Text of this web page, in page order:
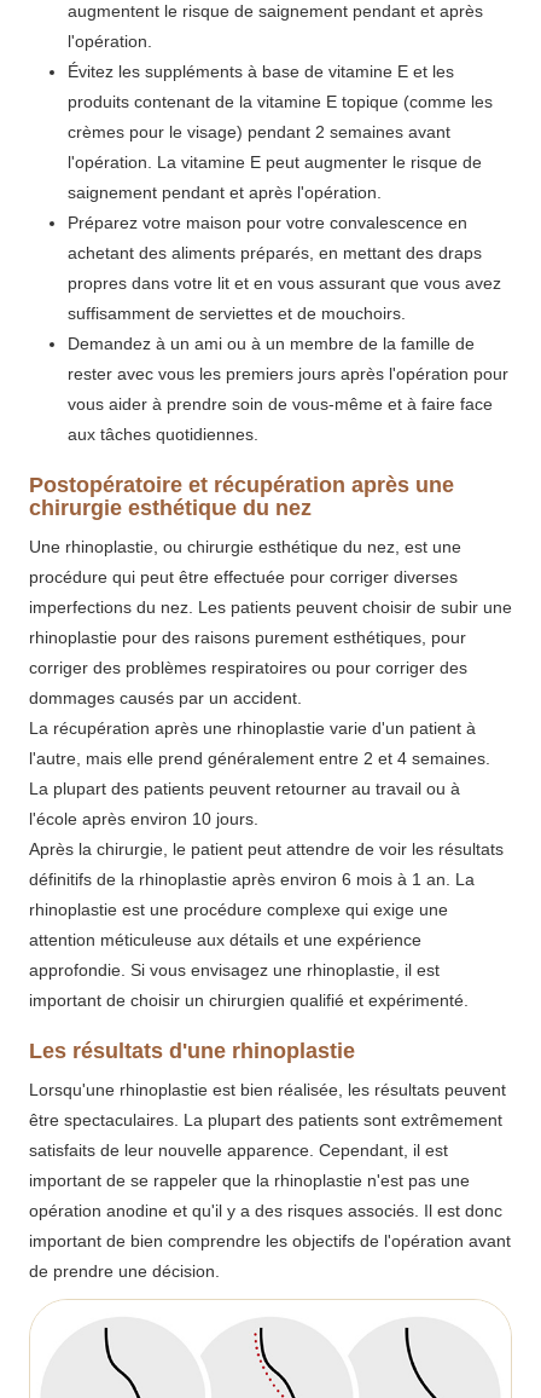
augmentent le risque de saignement pendant et après
l'opération.
Évitez les suppléments à base de vitamine E et les
produits contenant de la vitamine E topique (comme les
crèmes pour le visage) pendant 2 semaines avant
l'opération. La vitamine E peut augmenter le risque de
saignement pendant et après l'opération.
Préparez votre maison pour votre convalescence en
achetant des aliments préparés, en mettant des draps
propres dans votre lit et en vous assurant que vous avez
suffisamment de serviettes et de mouchoirs.
Demandez à un ami ou à un membre de la famille de
rester avec vous les premiers jours après l'opération pour
vous aider à prendre soin de vous-même et à faire face
aux tâches quotidiennes.
Postopératoire et récupération après une
chirurgie esthétique du nez
Une rhinoplastie, ou chirurgie esthétique du nez, est une
procédure qui peut être effectuée pour corriger diverses
imperfections du nez. Les patients peuvent choisir de subir une
rhinoplastie pour des raisons purement esthétiques, pour
corriger des problèmes respiratoires ou pour corriger des
dommages causés par un accident.
La récupération après une rhinoplastie varie d'un patient à
l'autre, mais elle prend généralement entre 2 et 4 semaines.
La plupart des patients peuvent retourner au travail ou à
l'école après environ 10 jours.
Après la chirurgie, le patient peut attendre de voir les résultats
définitifs de la rhinoplastie après environ 6 mois à 1 an. La
rhinoplastie est une procédure complexe qui exige une
attention méticuleuse aux détails et une expérience
approfondie. Si vous envisagez une rhinoplastie, il est
important de choisir un chirurgien qualifié et expérimenté.
Les résultats d'une rhinoplastie
Lorsqu'une rhinoplastie est bien réalisée, les résultats peuvent
être spectaculaires. La plupart des patients sont extrêmement
satisfaits de leur nouvelle apparence. Cependant, il est
important de se rappeler que la rhinoplastie n'est pas une
opération anodine et qu'il y a des risques associés. Il est donc
important de bien comprendre les objectifs de l'opération avant
de prendre une décision.